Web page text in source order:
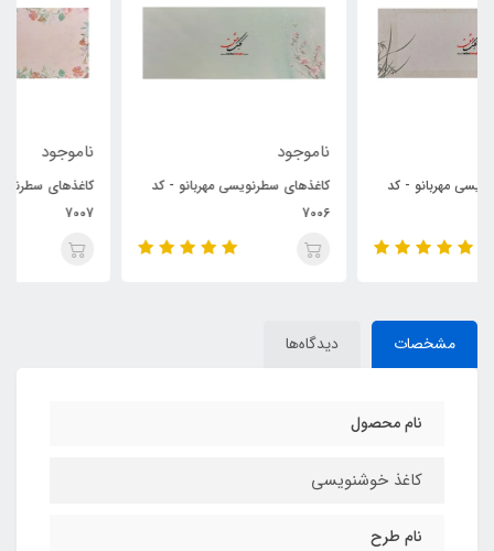
کاغذهای سطرنویسی مهربانو - کد
کاغذهای سطرنویسی مهربانو - کد
مشخصات دیدگاه‌ها
نام محصول
کاغذ خوشنویسی
نام طرح